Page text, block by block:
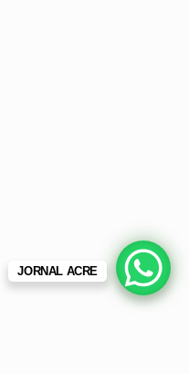
JORNAL ACRE